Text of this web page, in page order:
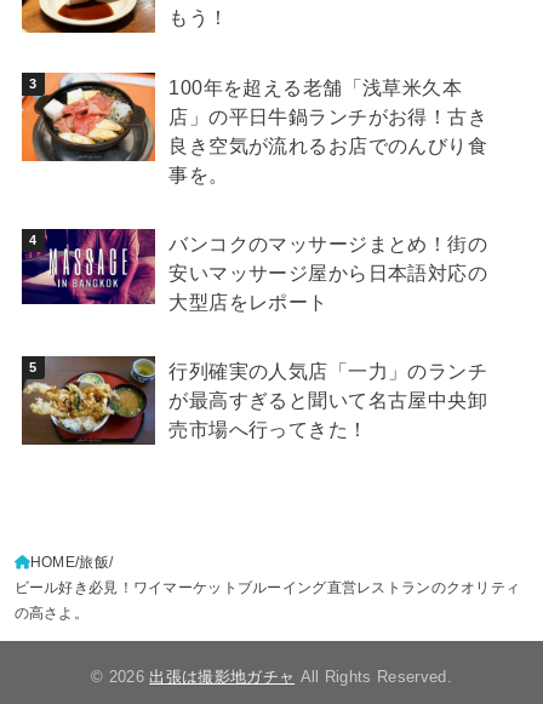
もう！
100年を超える老舗「浅草米久本
店」の平日牛鍋ランチがお得！古き
良き空気が流れるお店でのんびり食
事を。
バンコクのマッサージまとめ！街の
安いマッサージ屋から日本語対応の
大型店をレポート
行列確実の人気店「一力」のランチ
が最高すぎると聞いて名古屋中央卸
売市場へ行ってきた！
HOME 旅飯
ビール好き必見！ワイマーケットブルーイング直営レストランのクオリティ
の高さよ。
© 2026 出張は撮影地ガチャ All Rights Reserved.